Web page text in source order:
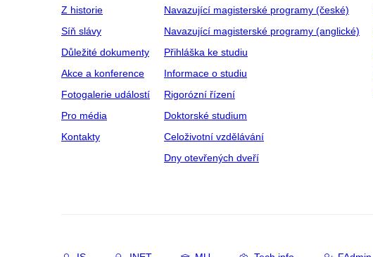
Z historie
Síň slávy
Důležité dokumenty
Akce a konference
Fotogalerie událostí
Pro média
Kontakty
Navazující magisterské programy (české)
Navazující magisterské programy (anglické)
Přihláška ke studiu
Informace o studiu
Rigorózní řízení
Doktorské studium
Celoživotní vzdělávání
Dny otevřených dveří